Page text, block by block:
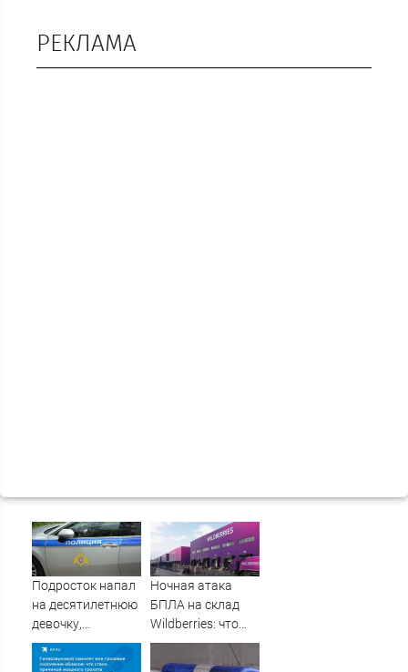
РЕКЛАМА
Подросток напал
на десятилетнюю
девочку,
ворвавшись в
квартиру
Ночная атака
БПЛА на склад
Wildberries: что
известно об
очередном ударе